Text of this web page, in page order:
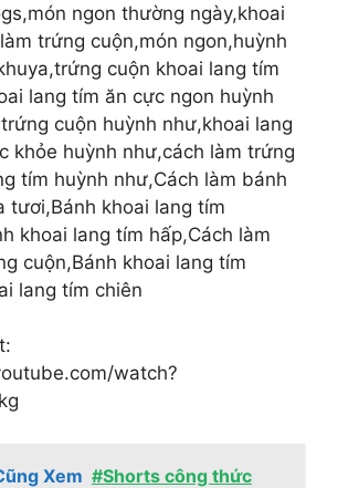
ngon thường ngày,khoai
trứng cuộn,món ngon,huỳnh
cuộn khoai lang tím
lang tím ăn cực ngon huỳnh
cuộn huỳnh như,khoai lang
khỏe huỳnh như,cách làm trứng
tím huỳnh như,Cách làm bánh
tươi,Bánh khoai lang tím
khoai lang tím hấp,Cách làm
cuộn,Bánh khoai lang tím
lang tím chiên
watch?
Xem #Shorts công thức